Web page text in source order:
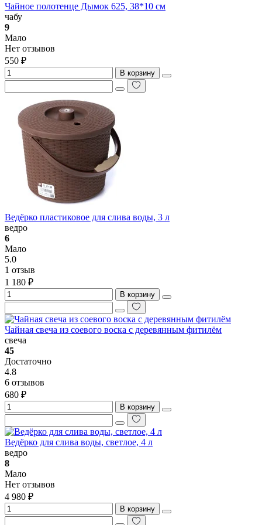
Чайное полотенце Дымок 625, 38*10 см
чабу
9
Мало
Нет отзывов
550 ₽
В корзину
Ведёрко пластиковое для слива воды, 3 л
ведро
6
Мало
5.0
1 отзыв
1 180 ₽
В корзину
Чайная свеча из соевого воска с деревянным фитилём
свеча
45
Достаточно
4.8
6 отзывов
680 ₽
В корзину
Ведёрко для слива воды, светлое, 4 л
ведро
8
Мало
Нет отзывов
4 980 ₽
В корзину